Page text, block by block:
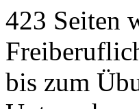
423 Seiten
bis zum